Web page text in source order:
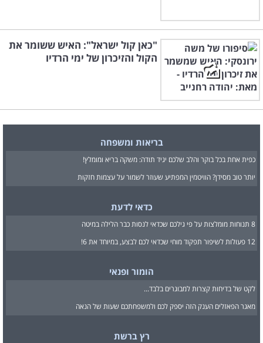
"כאן קול ישראל": האיש ששומר את
הקול והזיכרון של ימי הרדיו
בריאות ומשפחה
כפית אחת בכל בוקר והלב שלכם יגיד תודה: משקה בריא ומומלץ!
יותר טוב מסידן? הוויטמין המפתיע שעוזר לשמור על עצמות חזקות
כדאי לדעת
8 תנוחות מומלצות על פי גילכם שכדאי לנסות כבר הלילה במיטה
12 פעולות לשיפור תפקוד מוחי שכדאי לכם לבצע, במיוחד את 6!
הומור ופנאי
לקט של בדיחות קצרות למבוגרים בלבד...
מאגר הפאזלים הענק הזה יספק לכם ולמשפחתכם שעות של הנאה
רץ ברשת